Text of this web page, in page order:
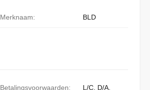
Merknaam: BLD
Betalingsvoorwaarden:
L/C, D/A,